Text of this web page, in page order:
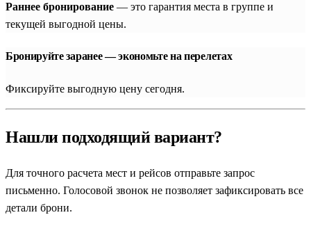
Раннее бронирование — это гарантия места в группе и
текущей выгодной цены.
Бронируйте заранее — экономьте на перелетах
Фиксируйте выгодную цену сегодня.
Нашли подходящий вариант?
Для точного расчета мест и рейсов отправьте запрос
письменно. Голосовой звонок не позволяет зафиксировать все
детали брони.